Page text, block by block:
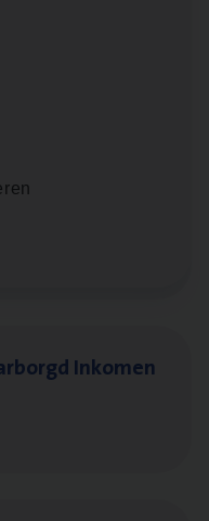
Inkomen